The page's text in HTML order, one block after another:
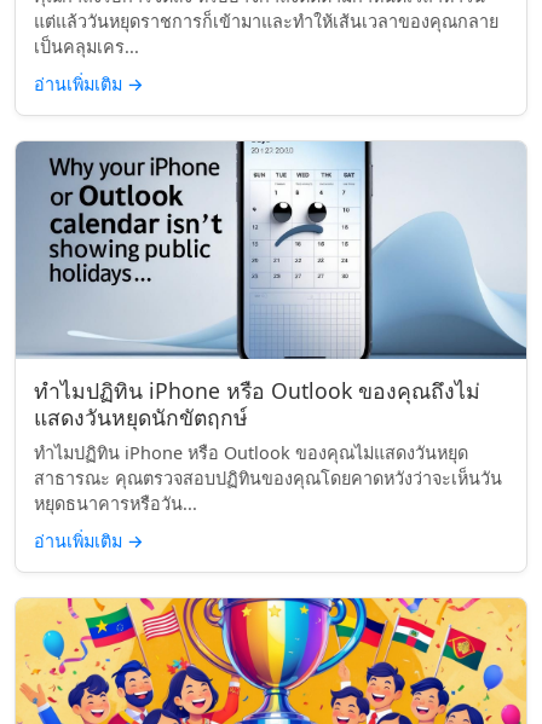
แต่แล้ววันหยุดราชการก็เข้ามาและทำให้เส้นเวลาของคุณกลาย
เป็นคลุมเคร...
อ่านเพิ่มเติม →
ทำไมปฏิทิน iPhone หรือ Outlook ของคุณถึงไม่
แสดงวันหยุดนักขัตฤกษ์
ทำไมปฏิทิน iPhone หรือ Outlook ของคุณไม่แสดงวันหยุด
สาธารณะ คุณตรวจสอบปฏิทินของคุณโดยคาดหวังว่าจะเห็นวัน
หยุดธนาคารหรือวัน...
อ่านเพิ่มเติม →